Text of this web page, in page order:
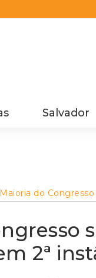
Salvador
Maioria do
a favor da prisão após
2ª